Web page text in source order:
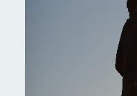
個人情報保護方針